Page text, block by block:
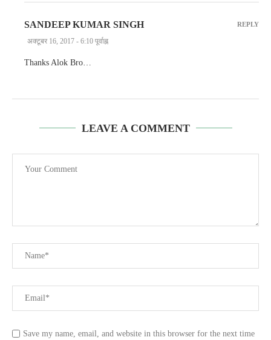
SANDEEP KUMAR SINGH
अक्टूबर 16, 2017 - 6:10 पूर्वाह्न
Thanks Alok Bro…
REPLY
LEAVE A COMMENT
Save my name, email, and website in this browser for the next time